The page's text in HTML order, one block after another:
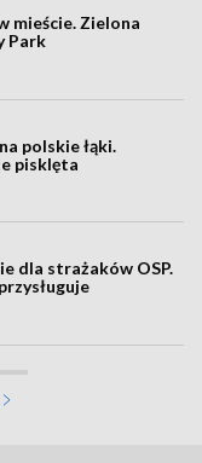
mieście. Zielona
Park
polskie łąki.
pisklęta
dla strażaków OSP.